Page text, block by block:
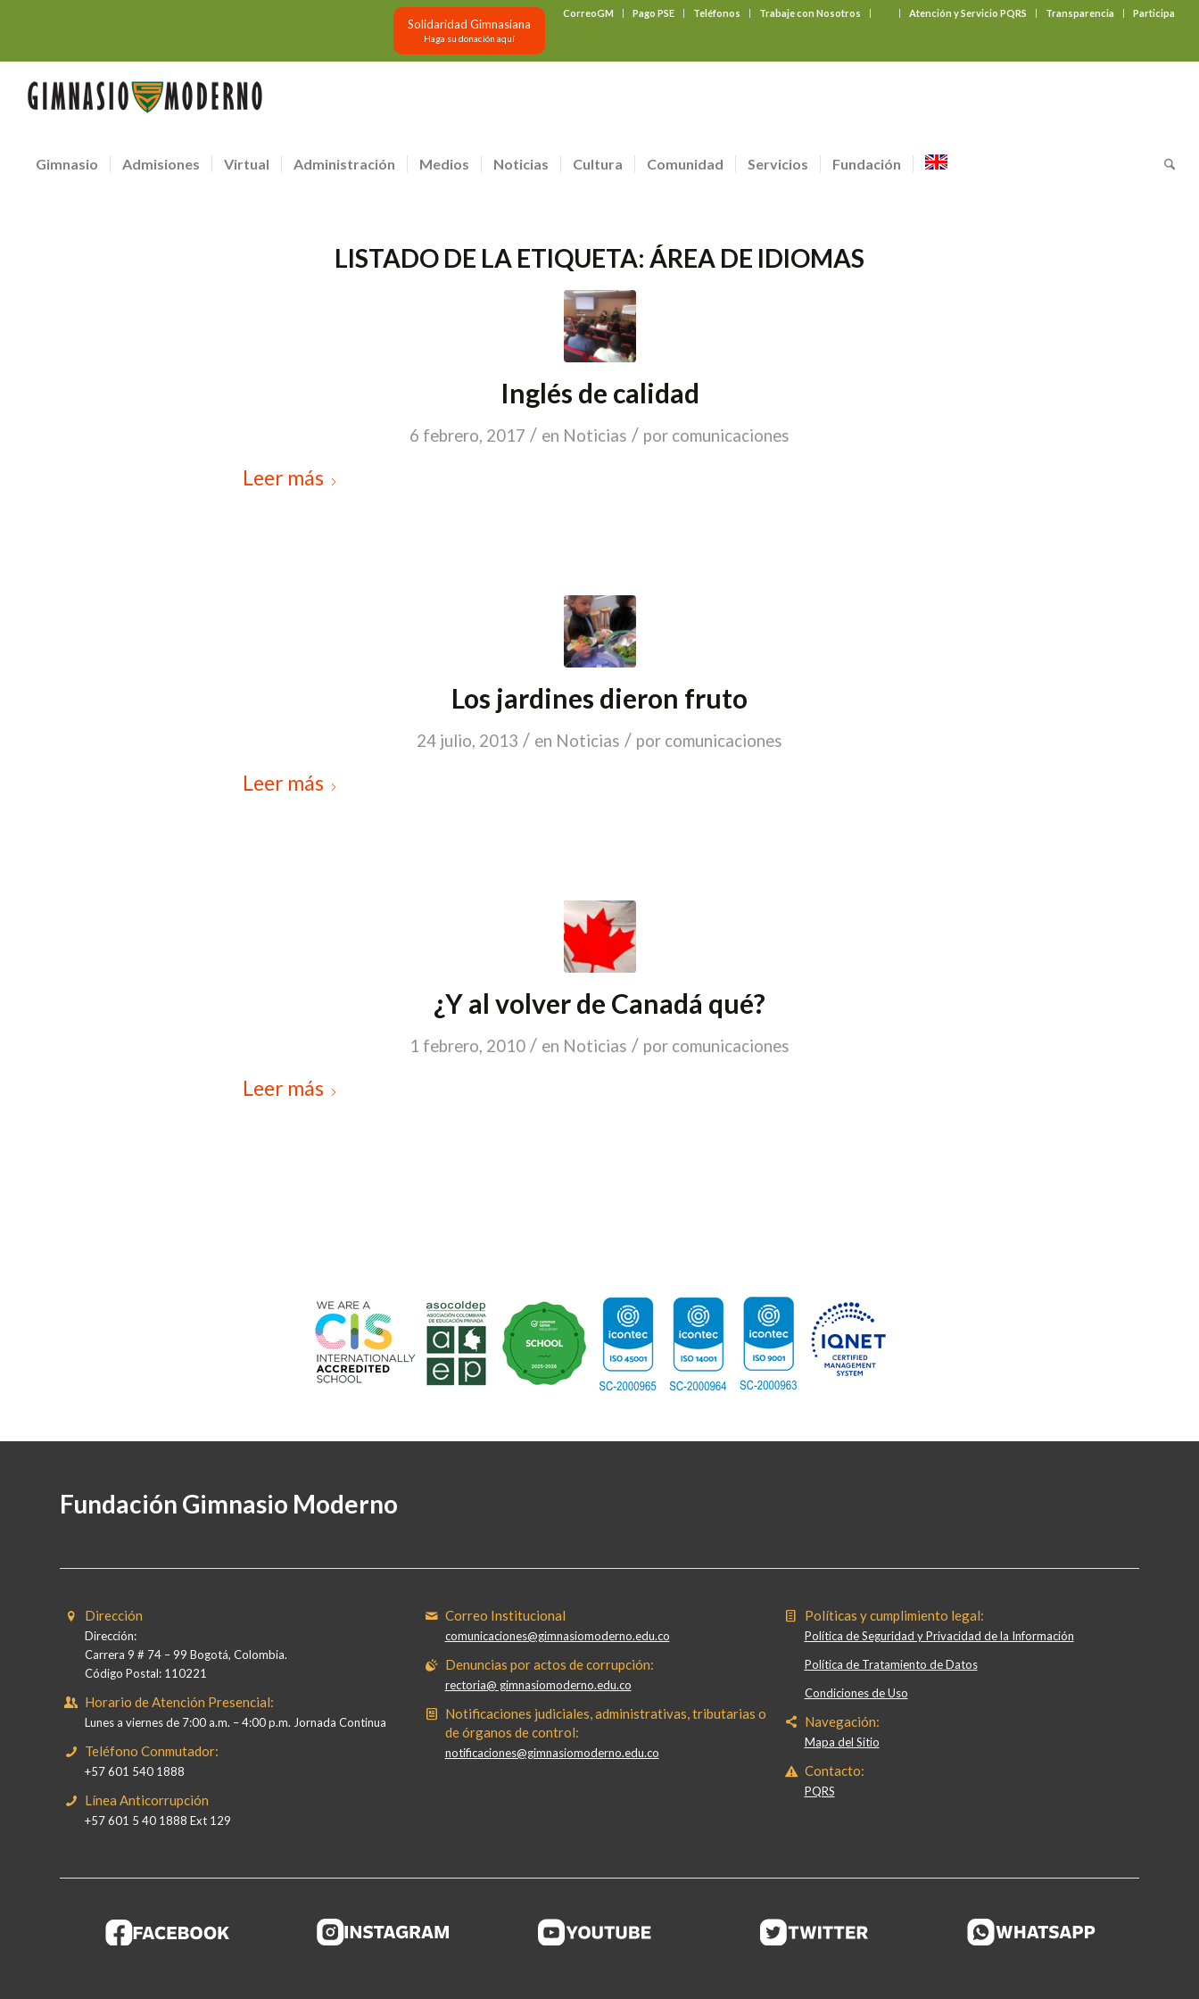
CorreoGM Pago PSE Teléfonos Trabaje con Nosotros Atención y Servicio PQRS Transparencia Participa
Solidaridad Gimnasiana
Haga su donación aquí
Gimnasio Admisiones Virtual Administración Medios Noticias Cultura Comunidad Servicios Fundación
LISTADO DE LA ETIQUETA: ÁREA DE IDIOMAS
Inglés de calidad
6 febrero, 2017 / en Noticias / por comunicaciones
Leer más
Los jardines dieron fruto
24 julio, 2013 / en Noticias / por comunicaciones
Leer más
¿Y al volver de Canadá qué?
1 febrero, 2010 / en Noticias / por comunicaciones
Leer más
Fundación Gimnasio Moderno
Dirección
Dirección:
Carrera 9 # 74 – 99 Bogotá, Colombia.
Código Postal: 110221
Horario de Atención Presencial:
Lunes a viernes de 7:00 a.m. – 4:00 p.m. Jornada Continua
Teléfono Conmutador:
+57 601 540 1888
Línea Anticorrupción
+57 601 5 40 1888 Ext 129
Correo Institucional
comunicaciones@gimnasiomoderno.edu.co
Denuncias por actos de corrupción:
rectoria@ gimnasiomoderno.edu.co
Notificaciones judiciales, administrativas, tributarias o
de órganos de control:
notificaciones@gimnasiomoderno.edu.co
Políticas y cumplimiento legal:
Política de Seguridad y Privacidad de la Información
Política de Tratamiento de Datos
Condiciones de Uso
Navegación:
Mapa del Sitio
Contacto:
PQRS